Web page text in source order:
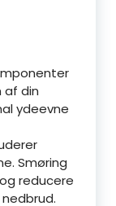
af din
ydeevne
Smøring
reducere